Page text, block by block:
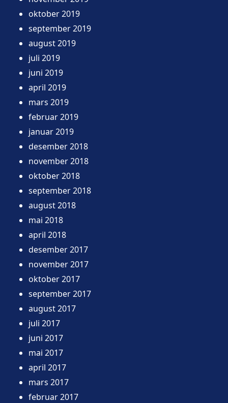
oktober 2019
september 2019
august 2019
juli 2019
juni 2019
april 2019
mars 2019
februar 2019
januar 2019
desember 2018
november 2018
oktober 2018
september 2018
august 2018
mai 2018
april 2018
desember 2017
november 2017
oktober 2017
september 2017
august 2017
juli 2017
juni 2017
mai 2017
april 2017
mars 2017
februar 2017